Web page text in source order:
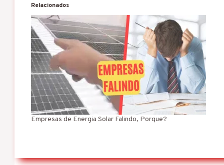
Relacionados
Empresas de Energia Solar Falindo, Porque?